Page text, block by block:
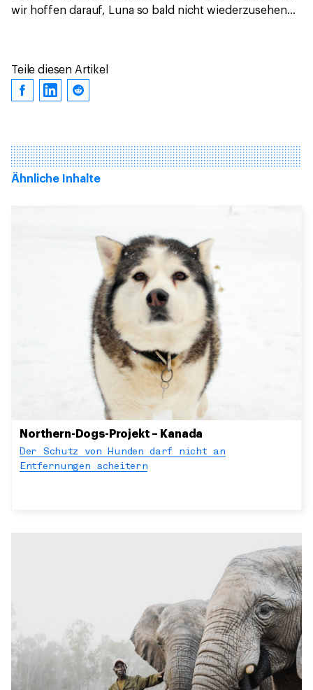
wir hoffen darauf, Luna so bald nicht wiederzusehen...
Teile diesen Artikel
Ähnliche Inhalte
Northern-Dogs-Projekt – Kanada
Der Schutz von Hunden darf nicht an
Entfernungen scheitern